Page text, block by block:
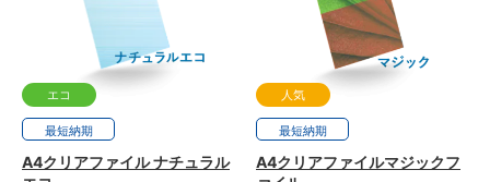
エコ
最短納期
A4クリアファイル ナチュラル
人気
最短3日納期
A4クリアファイルマジックフ